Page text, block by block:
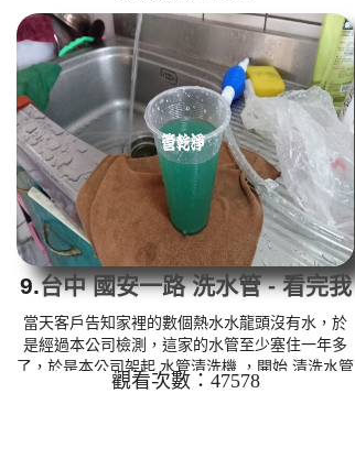
水管 的過程，水管不斷出現咖啡色的泥水，屋主
看到都覺得離譜，熱水管路好幾次堵塞，本公司
利用特別清洗水管工法， 水管清洗 約三小時，讓
熱水管管路能正常出水。 清洗水管 水管清洗 洗
水管 熱水管堵塞 熱水忽冷忽熱 ...
9.台中 國安一路 洗水管 - 看完我
驚呆了
當天客戶告知家裡的數個熱水水龍頭沒有水，於
是經過本公司檢測，這家的水管至少塞住一年多
了，於是本公司架起 水管清洗機 ，開始 清洗水管
， 洗水管 沒多久管路冒出了藍色生命之水，呼
觀看次數：47578